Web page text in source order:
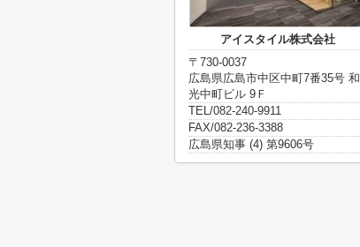
アイスタイル株式会社
〒730-0037
広島県広島市中区中町7番35号 和
光中町ビル 9Ｆ
TEL/082-240-9911
FAX/082-236-3388
広島県知事 (4) 第9606号